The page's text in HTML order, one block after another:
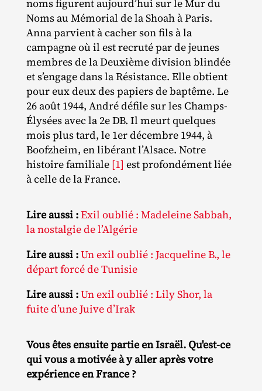
noms figurent aujourd’hui sur le Mur du
Noms au Mémorial de la Shoah à Paris.
Anna parvient à cacher son fils à la
campagne où il est recruté par de jeunes
membres de la Deuxième division blindée
et s’engage dans la Résistance. Elle obtient
pour eux deux des papiers de baptême. Le
26 août 1944, André défile sur les Champs‐​
Élysées avec la 2e DB. Il meurt quelques
mois plus tard, le 1er décembre 1944, à
Boofzheim, en libérant l’Alsace. Notre
histoire familiale [1] est profondément liée
à celle de la France.
Lire aussi :Exil oublié : Madeleine Sabbah,
la nostalgie de l’Algérie
Lire aussi :Un exil oublié : Jacqueline B., le
départ forcé de Tunisie
Lire aussi :Un exil oublié : Lily Shor, la
fuite d’une Juive d’Irak
Vous êtes ensuite partie en Israël. Qu'est-ce
qui vous a motivée à y aller après votre
expérience en France ?